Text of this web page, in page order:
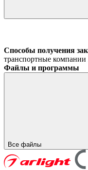
Способы получения
транспортные компании
Файлы и программы
Все файлы